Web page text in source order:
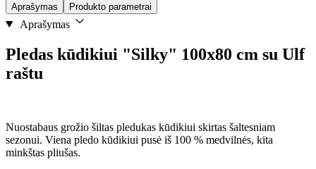
Aprašymas Produkto parametrai
Aprašymas
Pledas kūdikiui "Silky" 100x80 cm su Ulf
raštu
Nuostabaus grožio šiltas pledukas kūdikiui skirtas šaltesniam
sezonui. Viena pledo kūdikiui pusė iš 100 % medvilnės, kita
minkštas pliušas.